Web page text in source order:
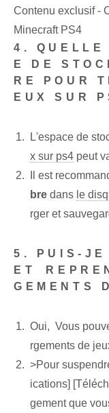
Contenu exclusif -
Minecraft PS4
4. QUELLE
E DE
RE POUR
EUX SUR
L'espace de
x sur ps4 peut
Il est
bre dans⁤ le
rger et
5. PUIS-JE
ET⁢
GEMENTS
Oui, ‍ Vous
rgements ‍de
>Pour
ications]
gement⁢ que